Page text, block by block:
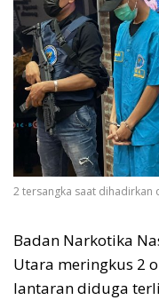
2 tersangka saat dihadirkan
Badan Narkotika
Utara meringkus 2
lantaran diduga